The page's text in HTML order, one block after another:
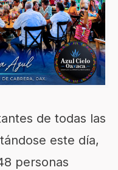
de todas las
este día,
personas